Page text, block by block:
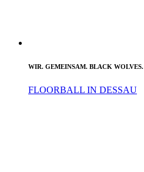
WIR. GEMEINSAM. BLACK WOLVES.
FLOORBALL IN DESSAU